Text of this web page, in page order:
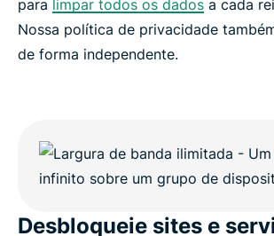
para limpar todos os dados a cada
Nossa política de privacidade
de forma independente.
Desbloqueie sites e